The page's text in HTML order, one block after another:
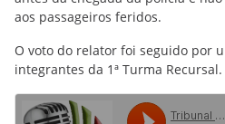
aos passageiros feridos.
O voto do relator foi seguido por
integrantes da 1ª Turma Recursal.